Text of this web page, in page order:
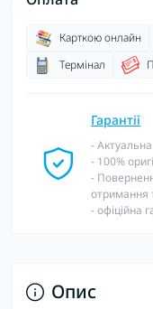
Карткою онлайн
Термінал
Гарантії
- Актуальна
- 100%
-
отримання
- офіційна
Опис